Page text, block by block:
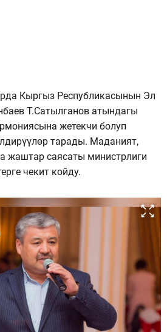
Кыргыз Республикасынын Эл
Т.Сатылганов атындагы
жетекчи болуп
тарады. Маданият,
жаштар саясаты министрлиги
чекит койду.